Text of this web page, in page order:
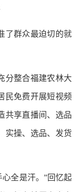
群众最迫切的就
整合福建农林大
民免费开展短视频
共享直播间、选品
实操、选品、发货
全是汗。”回忆起